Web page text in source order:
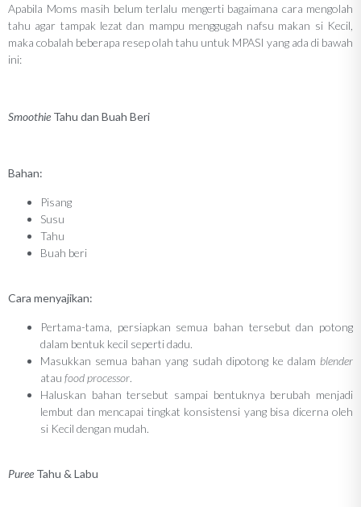
Apabila Moms masih belum terlalu mengerti bagaimana cara mengolah
tahu agar tampak lezat dan mampu menggugah nafsu makan si Kecil,
maka cobalah beberapa resep olah tahu untuk MPASI yang ada di bawah
ini:
Smoothie Tahu dan Buah Beri
Bahan:
Pisang
Susu
Tahu
Buah beri
Cara menyajikan:
Pertama-tama, persiapkan semua bahan tersebut dan potong
dalam bentuk kecil seperti dadu.
Masukkan semua bahan yang sudah dipotong ke dalam blender
atau food processor.
Haluskan bahan tersebut sampai bentuknya berubah menjadi
lembut dan mencapai tingkat konsistensi yang bisa dicerna oleh
si Kecil dengan mudah.
Puree Tahu & Labu